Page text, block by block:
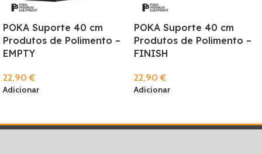
POKA Suporte 40 cm
Produtos de Polimento –
EMPTY
22,90€
Adicionar
POKA Suporte 40 cm
Produtos de Polimento –
FINISH
22,90€
Adicionar